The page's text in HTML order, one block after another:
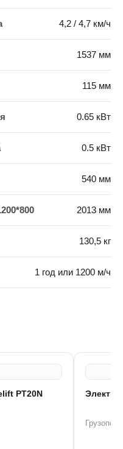
4,2 / 4,7 км/ч
1537 мм
115 мм
0.65 кВт
0.5 кВт
540 мм
2013 мм
130,5 кг
1 год или 1200 м/ч
PT20N